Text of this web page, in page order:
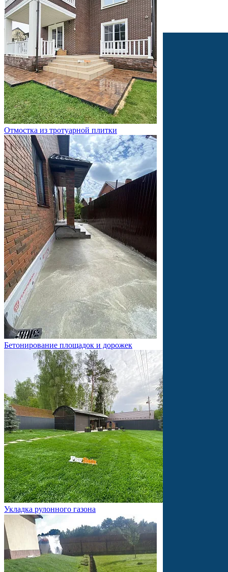
Отмостка из тротуарной плитки
Бетонирование площадок и дорожек
Укладка рулонного газона